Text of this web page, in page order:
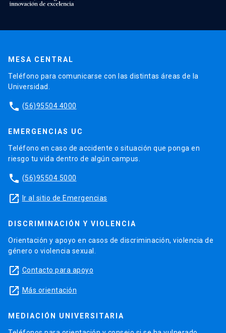
MESA CENTRAL
Teléfono para comunicarse con las distintas áreas de la
Universidad.
phone (56)95504 4000
EMERGENCIAS UC
Teléfono en caso de accidente o situación que ponga en
riesgo tu vida dentro de algún campus.
phone (56)95504 5000
launch Ir al sitio de Emergencias
DISCRIMINACIÓN Y VIOLENCIA
Orientación y apoyo en casos de discriminación, violencia de
género o violencia sexual.
launch Contacto para apoyo
launch Más orientación
MEDIACIÓN UNIVERSITARIA